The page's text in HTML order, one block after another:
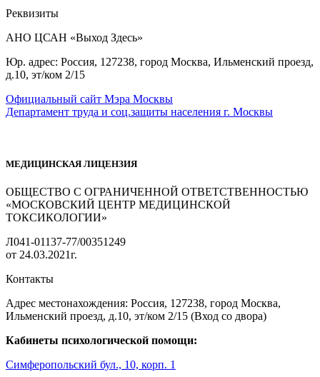
Реквизиты
АНО ЦСАН «Выход Здесь»
Юр. адрес: Россия, 127238, город Москва, Ильменский проезд,
д.10, эт/ком 2/15
Официальный сайт Мэра Москвы
Департамент труда и соц.защиты населения г. Москвы
МЕДИЦИНСКАЯ ЛИЦЕНЗИЯ
ОБЩЕСТВО С ОГРАНИЧЕННОЙ ОТВЕТСТВЕННОСТЬЮ
«МОСКОВСКИЙ ЦЕНТР МЕДИЦИНСКОЙ
ТОКСИКОЛОГИИ»
Л041-01137-77/00351249
от 24.03.2021г.
Контакты
Адрес местонахождения: Россия, 127238, город Москва,
Ильменский проезд, д.10, эт/ком 2/15 (Вход со двора)
Кабинеты психологической помощи:
Симферопольский бул., 10, корп. 1